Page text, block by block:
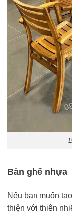
Bàn ghế nhựa
Nếu bạn muốn
thiện với thiên